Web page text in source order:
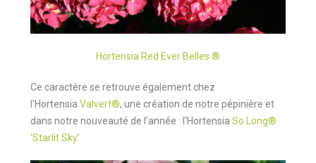
Hortensia Red Ever Belles ®
Ce caractère se retrouve également chez
l'Hortensia Valvert®, une création de notre pépinière et
dans notre nouveauté de l’année : l'Hortensia So Long®
‘Starlit Sky’